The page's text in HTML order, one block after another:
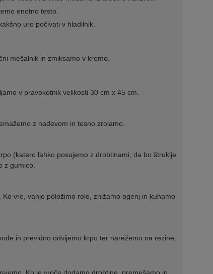
enotno testo.
uro počivati v hladilnik.
mešalnik in zmiksamo v kremo.
v pravokotnik velikosti 30 cm x 45 cm.
z nadevom in tesno zrolamo.
(katero lahko posujemo z drobtinami, da bo štruklje
z gumico.
vre, vanjo položimo rolo, znižamo ogenj in kuhamo
in previdno odvijemo krpo ter narežemo na rezine.
Ko je vroče dodamo drobtine, premešamo in